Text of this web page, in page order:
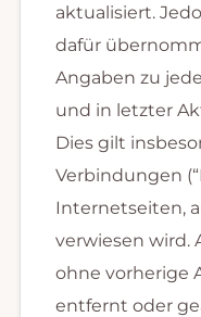
aktualisiert.
dafür
Angaben zu
und in letzter
Dies gilt
Verbindungen
Internetseiten,
verwiesen wird.
ohne vorherige
entfernt oder